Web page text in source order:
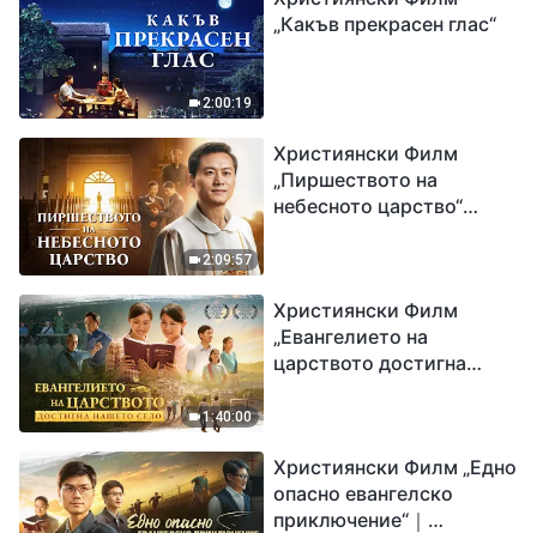
2:00:19
„Какъв прекрасен глас“
2:09:57
Християнски Филм
„Пиршеството на
небесното царство“
1:40:00
Християнски Филм
„Евангелието на
царството достигна
Християнски Филм „Едно
опасно евангелско
приключение“｜